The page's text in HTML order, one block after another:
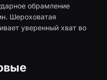
обрамление
Шероховатая
уверенный хват во